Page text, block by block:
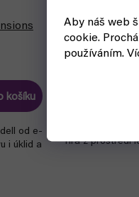
Aby náš web
cookie.
používáním.
košíku
od e-
i úklid a
Divukraj
hra z prostředí